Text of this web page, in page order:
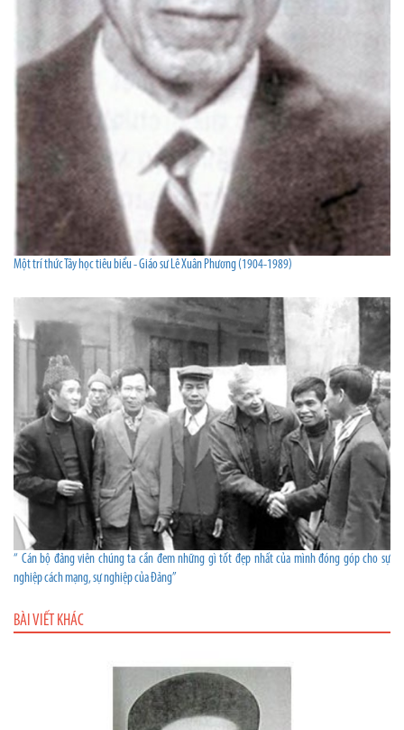
Một trí thức Tây học tiêu biểu - Giáo sư Lê Xuân Phương (1904-1989)
“ Cán bộ đảng viên chúng ta cần đem những gì tốt đẹp nhất của mình đóng góp cho sự
nghiệp cách mạng, sự nghiệp của Đảng”
BÀI VIẾT KHÁC